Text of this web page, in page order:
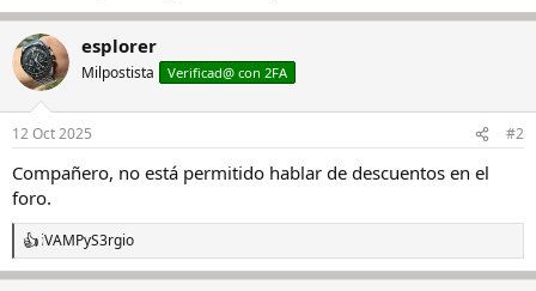
esplorer
Milpostista Verificad@ con 2FA
12 Oct 2025 #2
Compañero, no está permitido hablar de descuentos en el
foro.
R
e
iVAMPyS3rgio